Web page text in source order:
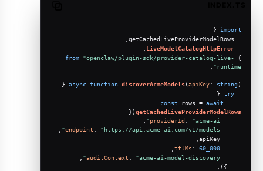
import
{
LiveModelCatalogHttpError
}
from "openclaw/plugin-sdk/provider-catalog-live-
runtime"
;
async function discoverAcmeModels(apiKey: string ) {
try
{
const rows = await
getCachedLiveProviderModelRows
({
providerId : "acme-ai"
endpoint : "https://api.acme-ai.com/v1/models"
,
ttlMs : 60_000
auditContext : "acme-ai-model-discovery"